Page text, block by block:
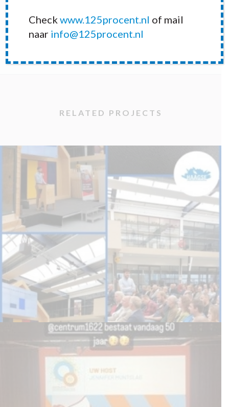
jongerenorganisaties de behoefte hebben
om vaker met elkaar in contact te komen. Dat
zullen wij proberen te realiseren!
RELATED PROJECTS
Checkwww.125procent.nl of mail
naar info@125procent.nl